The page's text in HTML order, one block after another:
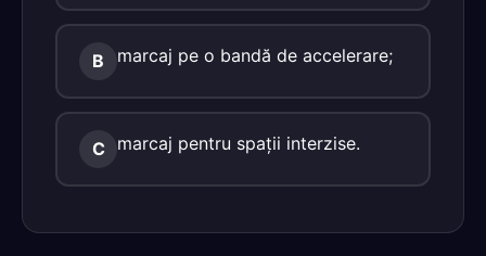
B marcaj pe o bandă de accelerare;
C marcaj pentru spaţii interzise.